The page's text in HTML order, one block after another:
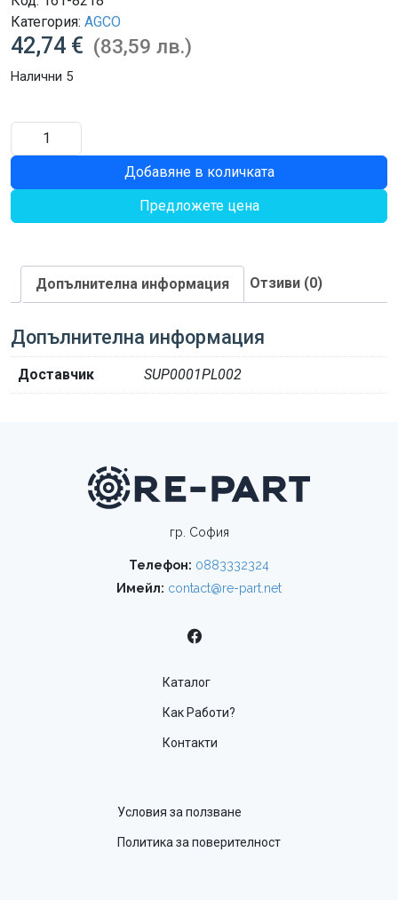
Категория: AGCO
42,74 € (83,59 лв.)
Налични 5
количество
за
Добавяне в количката
Предложете цена
Допълнителна информация Отзиви (0)
Допълнителна информация
Доставчик SUP0001PL002
гр. София
Телефон: 0883332324
Имейл: contact@re-part.net
Каталог
Как Работи?
Контакти
Условия за ползване
Политика за поверителност